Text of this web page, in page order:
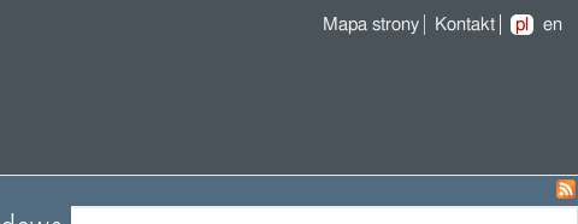
Mapa strony Kontakt pl en